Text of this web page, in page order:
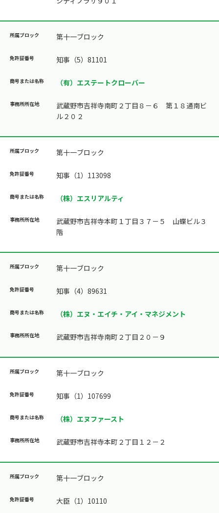
第十一ブロック
知事（5）81101
（有）エステートクローバー
武蔵野市吉祥寺南町２丁目８－６ 第１８通南ビ
ル２０２
第十一ブロック
知事（1）113098
（株）エスリアルティ
武蔵野市吉祥寺本町１丁目３７－５ 山蝶ビル３
階
第十一ブロック
知事（4）89631
（株）エヌ・エイチ・アイ・マネジメント
武蔵野市吉祥寺南町２丁目２０－９
第十一ブロック
知事（1）107699
（株）エヌファースト
武蔵野市吉祥寺本町２丁目１２－２
第十一ブロック
大臣（1）10110